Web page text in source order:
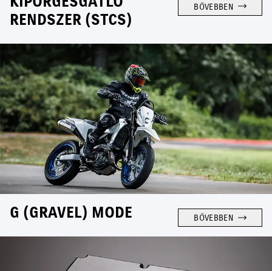
RENDSZER (STCS)
BŐVEBBEN
G (GRAVEL) MODE BŐVEBBEN